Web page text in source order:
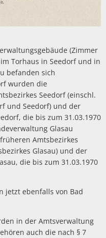
(Zimmer
Torhaus in Seedorf und in
befanden sich
wurden die
Seedorf (einschl.
und Seedorf) und der
die bis zum 31.03.1970
Glasau
Amtsbezirkes
Glasau) und der
die bis zum 31.03.1970
jetzt ebenfalls von Bad
in der Amtsverwaltung
auch die nach § 7